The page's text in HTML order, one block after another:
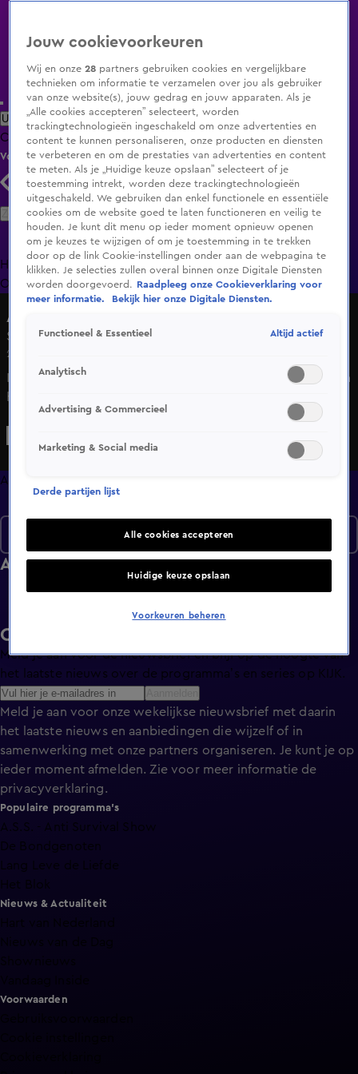
Uitzending Gemist Populaire programma's Zenders Genres
ClipsFilmsRadioSmart TV inlogShop
Volg KIJK
Zoeken
HomeUitzending Gemist Programma's De Bondgenoten
OranjezomerLivestreamsShop
Alles over Wonen
Seizoen 2, aflevering 8
22 mrt 2015, 16:05
In Alles over Wonen wordt de kijker meegenomen binnen
het huis, buiten het huis en om het huis. De kijker wordt
geïnformeerd en geadviseerd bij verkoop, verhuur of
Afleveringen
Afleveringen
Ontvang de KIJK-nieuwsbrief
Meld je aan voor de nieuwsbrief en blijf op de hoogte van
het laatste nieuws over de programma’s en series op KIJK.
Meld je aan voor onze wekelijkse nieuwsbrief met daarin
het laatste nieuws en aanbiedingen die wijzelf of in
samenwerking met onze partners organiseren. Je kunt je op
ieder moment afmelden. Zie voor meer informatie de
privacyverklaring.
Populaire programma's
A.S.S. - Anti Survival Show
De Bondgenoten
Lang Leve de Liefde
Het Blok
Nieuws & Actualiteit
Voorwaarden
Jouw cookievoorkeuren
Wij en onze28 partners gebruiken cookies en vergelijkbare
technieken om informatie te verzamelen over jou als gebruiker
van onze website(s), jouw gedrag en jouw apparaten. Als je
„Alle cookies accepteren” selecteert, worden
trackingtechnologieën ingeschakeld om onze advertenties en
content te kunnen personaliseren, onze producten en diensten
te verbeteren en om de prestaties van advertenties en content
te meten. Als je „Huidige keuze opslaan” selecteert of je
toestemming intrekt, worden deze trackingtechnologieën
uitgeschakeld. We gebruiken dan enkel functionele en essentiële
cookies om de website goed te laten functioneren en veilig te
houden. Je kunt dit menu op ieder moment opnieuw openen
om je keuzes te wijzigen of om je toestemming in te trekken
door op de link Cookie-instellingen onder aan de webpagina te
klikken. Je selecties zullen overal binnen onze Digitale Diensten
worden doorgevoerd.
Raadpleeg onze Cookieverklaring voor
meer informatie.
Bekijk hier onze Digitale Diensten.
Functioneel & Essentieel Altijd actief
Analytisch
Advertising & Commercieel
Marketing & Social media
Derde partijen lijst
Alle cookies accepteren
Huidige keuze opslaan
Voorkeuren beheren